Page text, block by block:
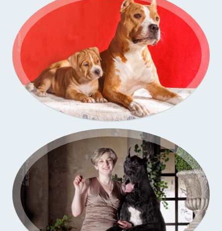
Портфолио
Портфолио